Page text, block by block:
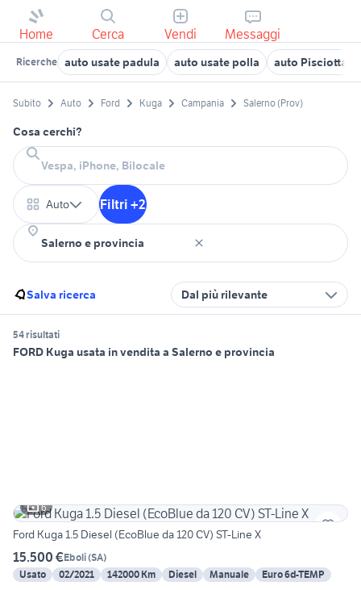
Home Cerca Vendi Messaggi
Ricerche auto usate padula auto usate polla auto Pisciotta
Subito Auto Ford Kuga Campania Salerno (Prov)
Cosa cerchi?
Auto Filtri +2
Salva ricerca Dal più rilevante
54 risultati
FORD Kuga usata in vendita a Salerno e provincia
6
Ford Kuga 1.5 Diesel (EcoBlue da 120 CV) ST-Line X
15.500 €Eboli(SA)
Usato
02/2021 142000 Km Diesel Manuale
Euro 6d-TEMP